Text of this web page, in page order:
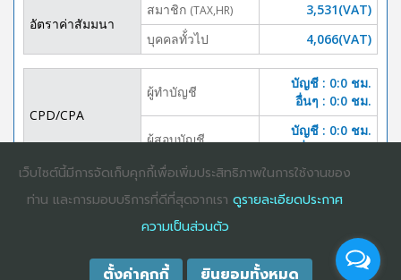
อัตราค่าสัมมนา
สมาชิก (TAX,HR)
3,531(VAT)
บุคคลทั้่วไป
4,066(VAT)
CPD/CPA
ผู้ทำบัญชี
บัญชี : 0:0 ชม.
อื่นๆ : 0:0 ชม.
ผู้สอบบัญชี
บัญชี : 0:0 ชม.
ปิดจอง
BROCHURE
เว็บไซต์นี้มีการจัดเก็บคุกกี้เพื่อเพิ่มประสิทธิภาพในการใช้งานของ
ท่าน และการมอบบริการที่ดีที่สุดจากเรา ดูรายละเอียดประกาศ
ความเป็นส่วนตัว
ตั้งค่าคุกกี้ ยินยอมทั้งหมด